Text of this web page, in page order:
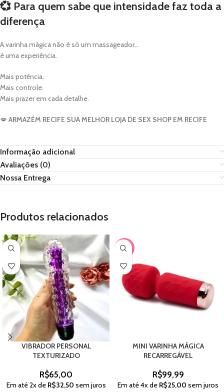
💞 Para quem sabe que intensidade faz toda a
diferença
A varinha mágica não é só um massageador…
é uma experiência.
Mais potência.
Mais controle.
Mais prazer em cada detalhe.
💋 ARMAZÉM RECIFE SUA MELHOR LOJA DE SEX SHOP EM RECIFE
Informação adicional
Avaliações (0)
Nossa Entrega
Produtos relacionados
VIBRADOR PERSONAL
TEXTURIZADO
R$65,00
Em até2x de R$32,50 sem juros
-44%
MINI VARINHA MÁGICA
RECARREGÁVEL
R$99,99
Em até4x de R$25,00 sem juros